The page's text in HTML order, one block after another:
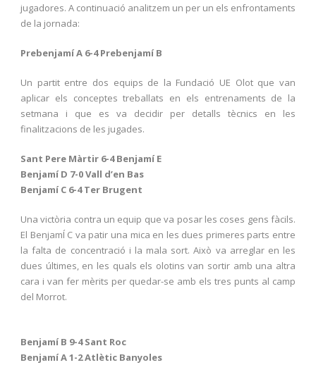
jugadores. A continuació analitzem un per un els enfrontaments
de la jornada:
Prebenjamí A 6-4 Prebenjamí B
Un partit entre dos equips de la Fundació UE Olot que van
aplicar els conceptes treballats en els entrenaments de la
setmana i que es va decidir per detalls tècnics en les
finalitzacions de les jugades.
Sant Pere Màrtir 6-4 Benjamí E
Benjamí D 7-0 Vall d’en Bas
Benjamí C 6-4 Ter Brugent
Una victòria contra un equip que va posar les coses gens fàcils.
El BenjamÍ C va patir una mica en les dues primeres parts entre
la falta de concentració i la mala sort. Això va arreglar en les
dues últimes, en les quals els olotins van sortir amb una altra
cara i van fer mèrits per quedar-se amb els tres punts al camp
del Morrot.
Benjamí B 9-4 Sant Roc
Benjamí A 1-2 Atlètic Banyoles